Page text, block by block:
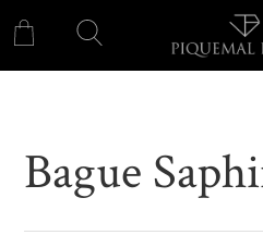
Bague